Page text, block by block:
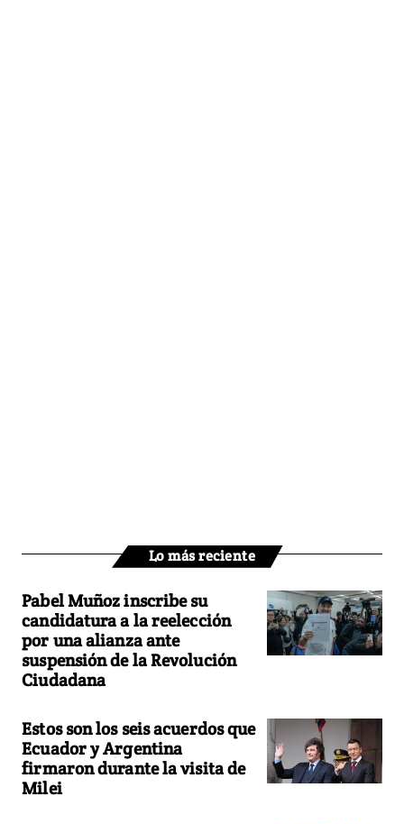
Lo más reciente
Pabel Muñoz inscribe su
candidatura a la reelección
por una alianza ante
suspensión de la Revolución
Ciudadana
Estos son los seis acuerdos que
Ecuador y Argentina
firmaron durante la visita de
Milei